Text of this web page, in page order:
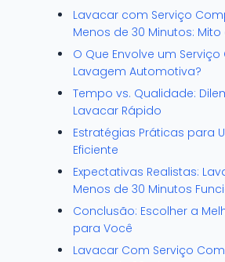
Lavacar com Serviço
Menos de 30 Minutos:
O Que Envolve um
Lavagem Automotiva?
Tempo vs. Qualidade:
Lavacar Rápido
Estratégias Práticas para
Eficiente
Expectativas Realistas:
Menos de 30 Minutos
Conclusão: Escolher a
para Você
Lavacar Com Serviço